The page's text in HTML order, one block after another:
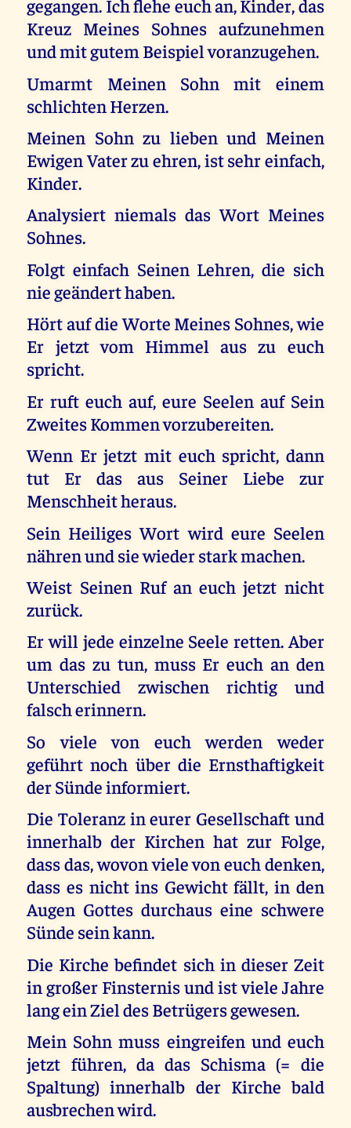
gegangen. Ich flehe euch an, Kinder, das
Kreuz Meines Sohnes aufzunehmen
und mit gutem Beispiel voranzugehen.
Umarmt Meinen Sohn mit einem
schlichten Herzen.
Meinen Sohn zu lieben und Meinen
Ewigen Vater zu ehren, ist sehr einfach,
Kinder.
Analysiert niemals das Wort Meines
Sohnes.
Folgt einfach Seinen Lehren, die sich
nie geändert haben.
Hört auf die Worte Meines Sohnes, wie
Er jetzt vom Himmel aus zu euch
spricht.
Er ruft euch auf, eure Seelen auf Sein
Zweites Kommen vorzubereiten.
Wenn Er jetzt mit euch spricht, dann
tut Er das aus Seiner Liebe zur
Menschheit heraus.
Sein Heiliges Wort wird eure Seelen
nähren und sie wieder stark machen.
Weist Seinen Ruf an euch jetzt nicht
zurück.
Er will jede einzelne Seele retten. Aber
um das zu tun, muss Er euch an den
Unterschied zwischen richtig und
falsch erinnern.
So viele von euch werden weder
geführt noch über die Ernsthaftigkeit
der Sünde informiert.
Die Toleranz in eurer Gesellschaft und
innerhalb der Kirchen hat zur Folge,
dass das, wovon viele von euch denken,
dass es nicht ins Gewicht fällt, in den
Augen Gottes durchaus eine schwere
Sünde sein kann.
Die Kirche befindet sich in dieser Zeit
in großer Finsternis und ist viele Jahre
lang ein Ziel des Betrügers gewesen.
Mein Sohn muss eingreifen und euch
jetzt führen, da das Schisma (= die
Spaltung) innerhalb der Kirche bald
ausbrechen wird.